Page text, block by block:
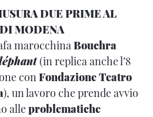
DUE PRIME AL
MODENA
marocchinaBouchra
(in replica anche l’8
conFondazione Teatro
), un lavoro che prende avvio
alleproblematiche